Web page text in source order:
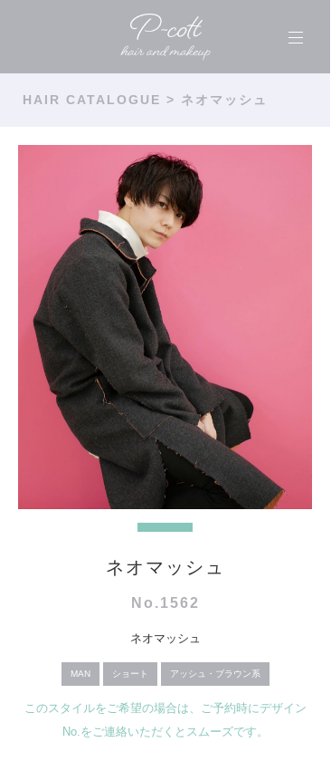
HAIR CATALOGUE > ネオマッシュ
ネオマッシュ
No.1562
ネオマッシュ
MAN ショート アッシュ・ブラウン系
このスタイルをご希望の場合は、ご予約時にデザイン
No.をご連絡いただくとスムーズです。